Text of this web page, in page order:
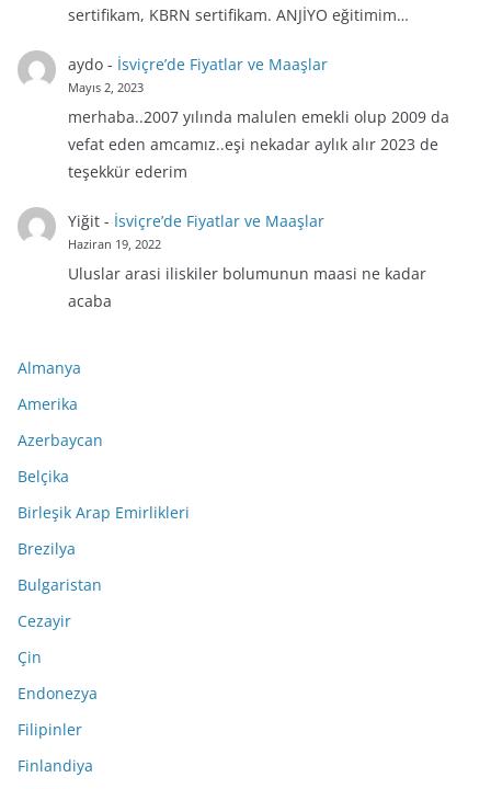
sertifikam, KBRN sertifikam. ANJİYO eğitimim…
aydo- İsviçre’de Fiyatlar ve Maaşlar
Mayıs 2, 2023
merhaba..2007 yılında malulen emekli olup 2009 da
vefat eden amcamız..eşi nekadar aylık alır 2023 de
teşekkür ederim
Yiğit- İsviçre’de Fiyatlar ve Maaşlar
Haziran 19, 2022
Uluslar arasi iliskiler bolumunun maasi ne kadar
acaba
Almanya
Amerika
Azerbaycan
Belçika
Birleşik Arap Emirlikleri
Brezilya
Bulgaristan
Cezayir
Çin
Endonezya
Filipinler
Finlandiya